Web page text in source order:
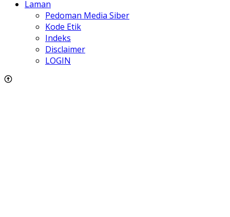
Laman
Pedoman Media Siber
Kode Etik
Indeks
Disclaimer
LOGIN